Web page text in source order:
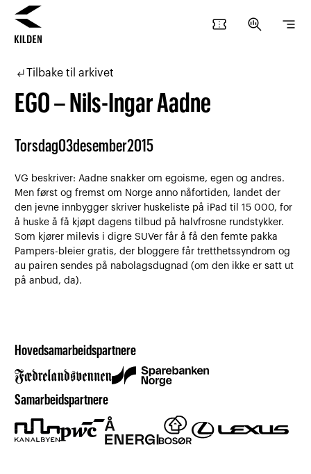
confirmation_number search_insights segment
subdirectory_arrow_leftTilbake til arkivet
EGO – Nils-Ingar Aadne
Torsdag03desember2015
VG beskriver: Aadne snakker om egoisme, egen og andres.
Men først og fremst om Norge anno nåfortiden, landet der
den jevne innbygger skriver huskeliste på iPad til 15 000, for
å huske å få kjøpt dagens tilbud på halvfrosne rundstykker.
Som kjører milevis i digre SUVer får å få den femte pakka
Pampers-bleier gratis, der bloggere får tretthetssyndrom og
au pairen sendes på nabolagsdugnad (om den ikke er satt ut
på anbud, da).
Hovedsamarbeidspartnere
Samarbeidspartnere